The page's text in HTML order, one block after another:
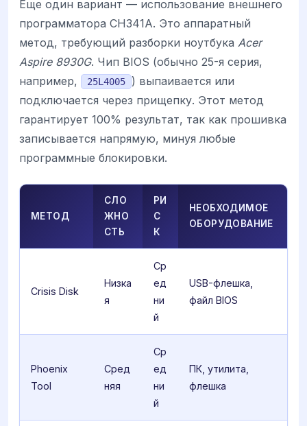
Еще один вариант — использование внешнего
программатора CH341A. Это аппаратный
метод, требующий разборки ноутбука Acer
Aspire 8930G. Чип BIOS (обычно 25-я серия,
например,
25L4005
) выпаивается или
подключается через прищепку. Этот метод
гарантирует 100% результат, так как прошивка
записывается напрямую, минуя любые
программные блокировки.
МЕТОД
СЛО
ЖНО
СТЬ
РИ
С
К
НЕОБХОДИМОЕ
ОБОРУДОВАНИЕ
Crisis Disk
Низка
я
Ср
ед
ни
й
USB-флешка,
файл BIOS
Phoenix
Tool
Сред
няя
Ср
ед
ни
й
ПК, утилита,
флешка